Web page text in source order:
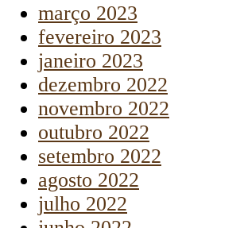
março 2023
fevereiro 2023
janeiro 2023
dezembro 2022
novembro 2022
outubro 2022
setembro 2022
agosto 2022
julho 2022